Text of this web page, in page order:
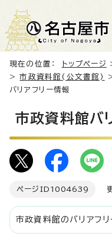
現在の位置： トップページ
>市政資料館(公文書館)
バリアフリー情報
市政資料館バ
ページID 1004639 更
市政資料館のバリアフリ